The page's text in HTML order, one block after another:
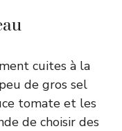
cuites à la
de gros sel
tomate et les
de choisir des